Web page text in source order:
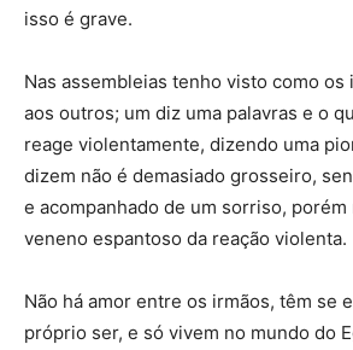
isso é grave.
Nas assembleias tenho visto como os
aos outros; um diz uma palavras e o
reage violentamente, dizendo uma
dizem não é demasiado grosseiro,
e acompanhado de um sorriso,
veneno espantoso da reação violenta.
Não há amor entre os irmãos, têm se
próprio ser, e só vivem no mundo do